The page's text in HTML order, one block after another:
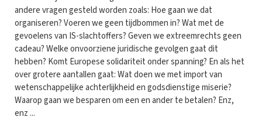
andere vragen gesteld worden zoals: Hoe gaan we dat
organiseren? Voeren we geen tijdbommen in? Wat met de
gevoelens van IS-slachtoffers? Geven we extreemrechts geen
cadeau? Welke onvoorziene juridische gevolgen gaat dit
hebben? Komt Europese solidariteit onder spanning? En als het
over grotere aantallen gaat: Wat doen we met import van
wetenschappelijke achterlijkheid en godsdienstige miserie?
Waarop gaan we besparen om een en ander te betalen? Enz,
enz ...